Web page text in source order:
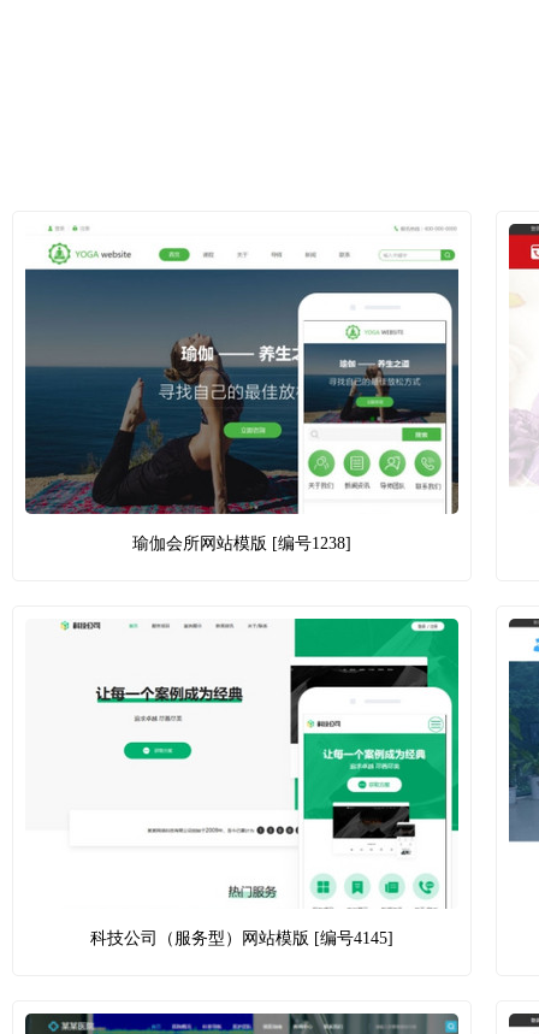
瑜伽会所网站模版 [编号1238]
科技公司（服务型）网站模版 [编号4145]